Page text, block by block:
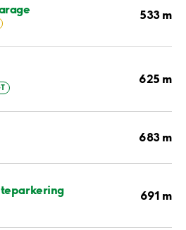
533 m
625 m
683 m
691 m